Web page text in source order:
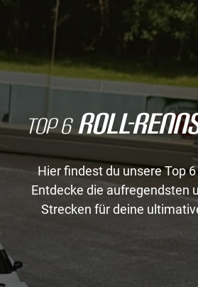
Top 6 Roll-
Hier findest du unsere Top
Entdecke die aufregendsten
Strecken für deine